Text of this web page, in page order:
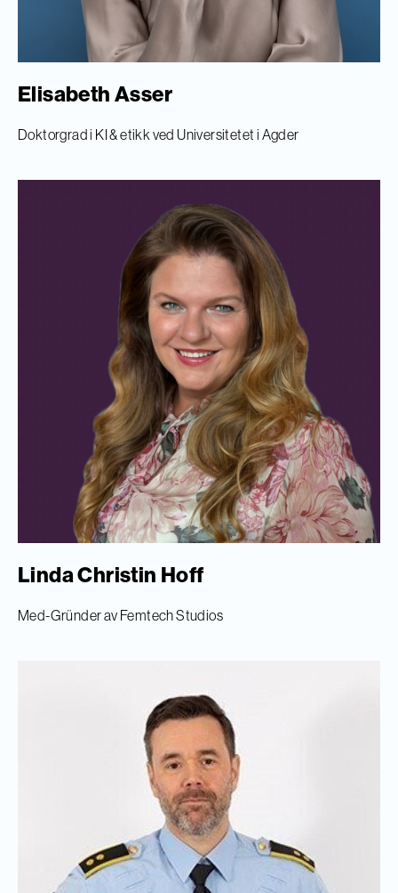
Elisabeth Asser
Doktorgrad i KI & etikk ved Universitetet i Agder
Linda Christin Hoff
Med-Gründer av Femtech Studios